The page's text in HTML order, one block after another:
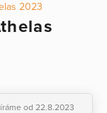
2023
od 22.8.2023